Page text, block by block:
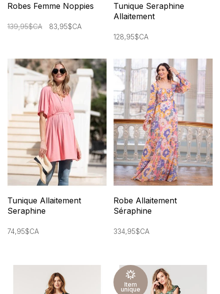
Robes Femme Noppies
139,95$CA 83,95$CA
Tunique Seraphine
Allaitement
128,95$CA
Tunique Allaitement
Seraphine
74,95$CA
Robe Allaitement
Séraphine
334,95$CA
Item
unique